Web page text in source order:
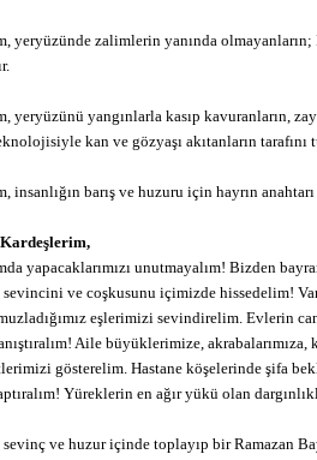
yeryüzünde zalimlerin yanında olmayanların;
yeryüzünü yangınlarla kasıp kavuranların,
kan ve gözyaşı akıtanların tarafını
insanlığın barış ve huzuru için hayrın
yapacaklarımızı unutmayalım! Bizden
sevincini ve coşkusunu içimizde hissedelim!
eşlerimizi sevindirelim. Evlerin
Aile büyüklerimize, akrabalarımıza,
gösterelim. Hastane köşelerinde şifa
Yüreklerin en ağır yükü olan
ve huzur içinde toplayıp bir Ramazan